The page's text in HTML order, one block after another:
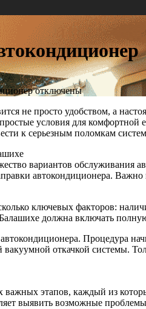
отключены
не просто удобством, а
условия для
к серьезным поломкам
вариантов
автокондиционера. Важно
ключевых факторов:
должна включать
Процедура
откачкой системы.
важных этапов, каждый из
выявить возможные